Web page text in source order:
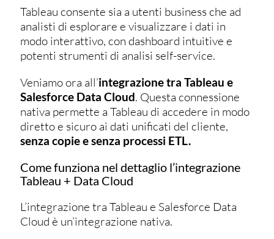
Tableau consente sia a utenti business che ad
analisti di esplorare e visualizzare i dati in
modo interattivo, con dashboard intuitive e
potenti strumenti di analisi self-service.
Veniamo ora all’integrazione tra Tableau e
Salesforce Data Cloud. Questa connessione
nativa permette a Tableau di accedere in modo
diretto e sicuro ai dati unificati del cliente,
senza copie e senza processi ETL.
Come funziona nel dettaglio l’integrazione
Tableau + Data Cloud
L’integrazione tra Tableau e Salesforce Data
Cloud è un’integrazione nativa.